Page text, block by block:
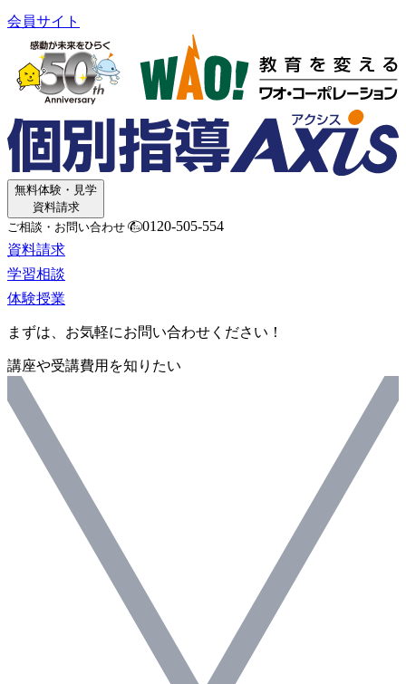
会員サイト
無料体験・見学
資料請求
ご相談・お問い合わせ
0120-505-554
資料請求
学習相談
体験授業
まずは、お気軽にお問い合わせください！
講座や受講費用を知りたい